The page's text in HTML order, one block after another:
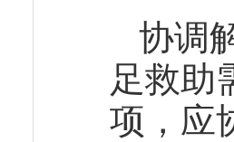
协调
足救助
项，应